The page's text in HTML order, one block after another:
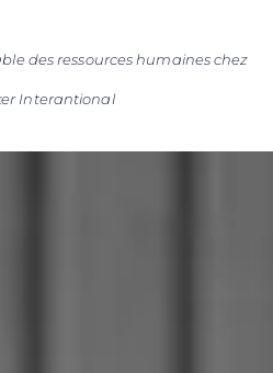
des ressources humaines chez
Interantional